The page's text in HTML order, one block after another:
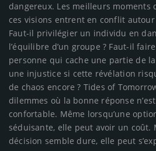
dangereux. Les meilleurs moments
ces visions entrent en conflit autour
Faut-il privilégier un individu en
l’équilibre d’un groupe ? Faut-il
personne qui cache une partie de
une injustice si cette révélation
de chaos encore ? Tides of
dilemmes où la bonne réponse
confortable. Même lorsqu’une
séduisante, elle peut avoir un coût.
décision semble dure, elle peut